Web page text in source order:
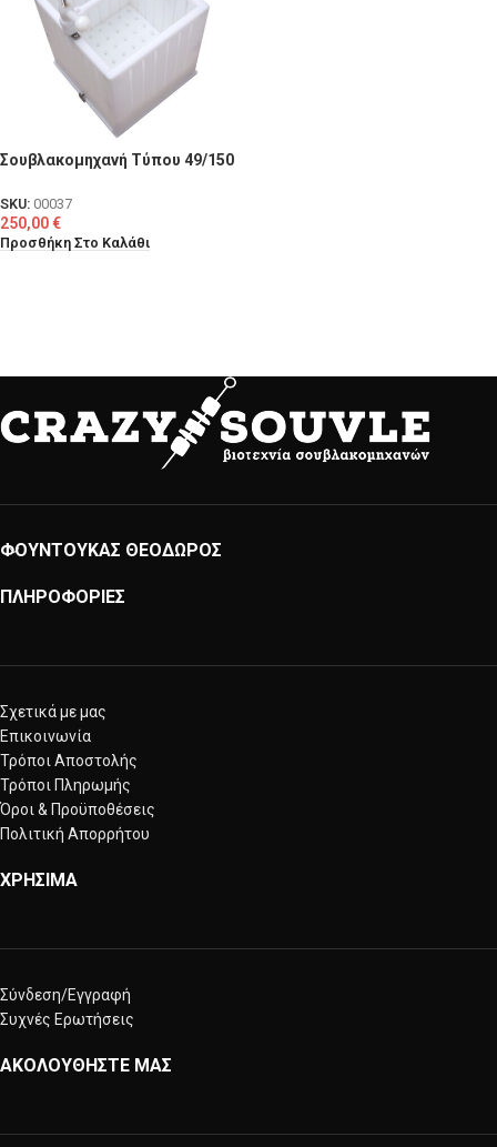
Σουβλακομηχανή Τύπου 49/150
SKU: 00037
250,00€
Προσθήκη Στο Καλάθι
ΦΟΥΝΤΟΥΚΑΣ ΘΕΟΔΩΡΟΣ
ΠΛΗΡΟΦΟΡΙΕΣ
Σχετικά με μας
Επικοινωνία
Τρόποι Αποστολής
Τρόποι Πληρωμής
Όροι & Προϋποθέσεις
Πολιτική Απορρήτου
ΧΡΗΣΙΜΑ
Σύνδεση/Εγγραφή
Συχνές Ερωτήσεις
ΑΚΟΛΟΥΘΗΣΤΕ ΜΑΣ